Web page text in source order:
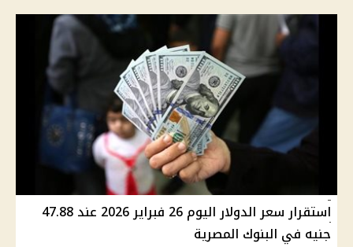
استقرار سعر الدولار اليوم 26 فبراير 2026 عند 47.88
جنيه في البنوك المصرية